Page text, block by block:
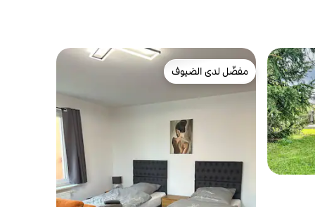
مفضّل لدى الضيوف
مفضّل لدى الضيوف